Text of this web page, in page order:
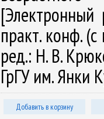
[Электронный
практ. конф.
ред.: Н. В.
ГрГУ им. Янки
Добавить в корзину